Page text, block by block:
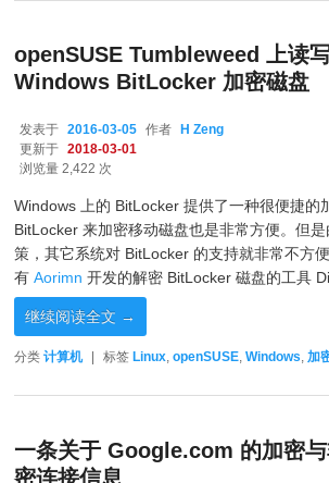
openSUSE Tumbleweed 上读
Windows BitLocker 加密磁盘
发表于 2016-03-05 作者
H Zeng
更新于
2018-03-01
浏览量 2,422 次
Windows 上的 BitLocker 提供了一种很便捷的
BitLocker 来加密移动磁盘也是非常方便。但
策，其它系统对 BitLocker 的支持就非常不方
有Aorimn 开发的解密 BitLocker 磁盘的工具
继续阅读全文 →
分类 计算机 标签 Linux,openSUSE,Windows,加
一条关于 Google.com 的加密
密连接信息